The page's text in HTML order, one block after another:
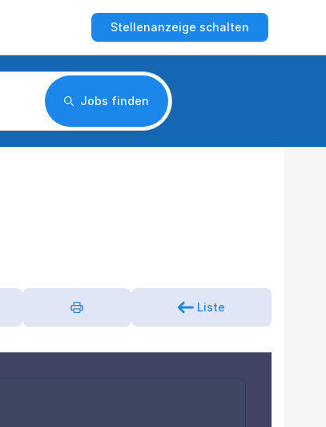
Stellenanzeige schalten
Jobs finden
Liste